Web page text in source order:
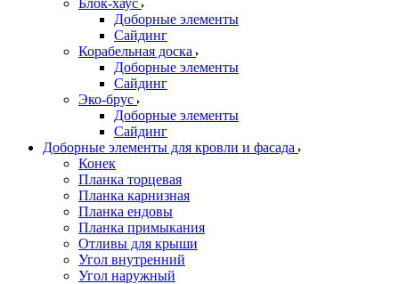
Блок-хаус
Доборные элементы
Сайдинг
Корабельная доска
Доборные элементы
Сайдинг
Эко-брус
Доборные элементы
Сайдинг
Доборные элементы для кровли и фасада
Конек
Планка торцевая
Планка карнизная
Планка ендовы
Планка примыкания
Отливы для крыши
Угол внутренний
Угол наружный